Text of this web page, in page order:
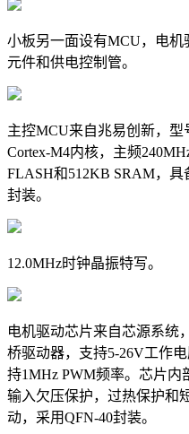
小板另一面设有MCU，电
元件和供电控制管。
主控MCU来自兆易创新，型
Cortex-M4内核，主频
FLASH和512KB SRAM，
封装。
12.0MHz时钟晶振特写。
电机驱动芯片来自芯源系统
桥驱动器，支持5-26V工作
持1MHz PWM频率。芯片
输入欠压保护，过热保护和
动，采用QFN-40封装。